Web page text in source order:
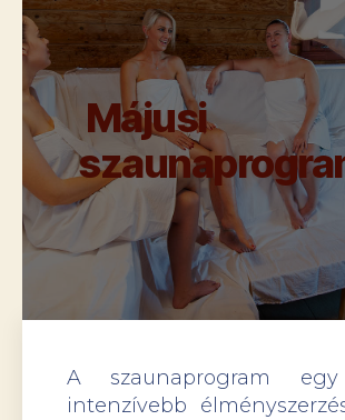
Májusi
A szaunaprogram egy
intenzívebb